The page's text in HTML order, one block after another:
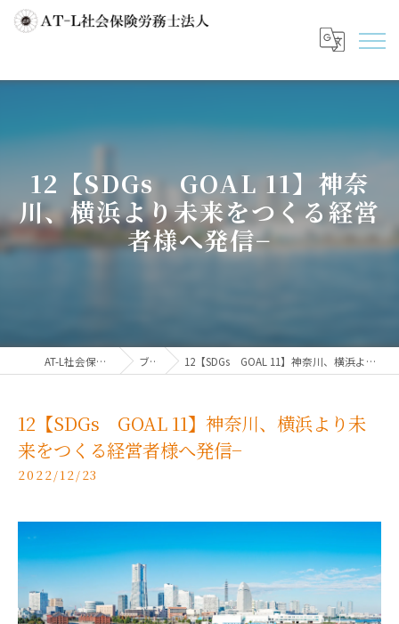
12【SDGs GOAL 11】神奈
川、横浜より未来をつくる経営
者様へ発信−
AT-L社会保険労務士法人 ブログ 12【SDGs GOAL 11】神奈川、横浜より未来をつくる経営者様へ発信−
12【SDGs GOAL 11】神奈川、横浜より未
来をつくる経営者様へ発信−
2022/12/23